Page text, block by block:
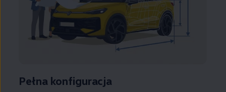
Pełna konfiguracja